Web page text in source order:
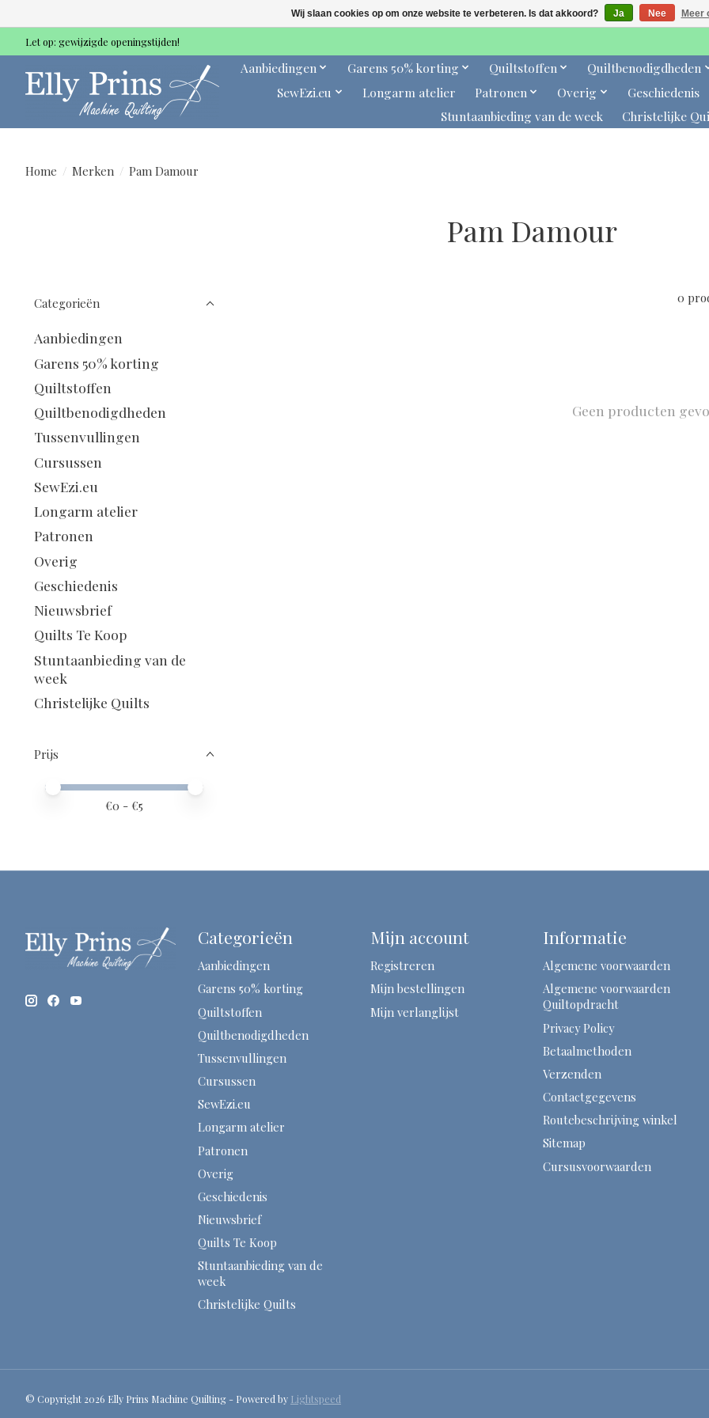
Let op: gewijzigde openingstijden!
Aanbiedingen Garens 50% korting Quiltstoffen Quiltbenodigdheden
SewEzi.eu
Longarm atelier Patronen Overig Geschiedenis
Stuntaanbieding van de week
Christelijke
Home / Merken / Pam Damour
Pam Damour
Categorieën
Aanbiedingen
Garens 50% korting
Quiltstoffen
Quiltbenodigdheden
Tussenvullingen
Cursussen
SewEzi.eu
Longarm atelier
Patronen
Overig
Geschiedenis
Nieuwsbrief
Quilts Te Koop
Stuntaanbieding van de
week
Christelijke Quilts
Prijs
Minimale prijswaarde
Price maximum value
€0 - €5
0
Geen producten
Categorieën
Aanbiedingen
Garens 50% korting
Quiltstoffen
Quiltbenodigdheden
Tussenvullingen
Cursussen
SewEzi.eu
Longarm atelier
Patronen
Overig
Geschiedenis
Nieuwsbrief
Quilts Te Koop
Stuntaanbieding van de
week
Christelijke Quilts
Mijn account
Registreren
Mijn bestellingen
Mijn verlanglijst
Informatie
Algemene voorwaarden
Algemene voorwaarden
Quiltopdracht
Privacy Policy
Betaalmethoden
Verzenden
Contactgegevens
Routebeschrijving winkel
Sitemap
Cursusvoorwaarden
© Copyright 2026 Elly Prins Machine Quilting - Powered by Lightspeed
Wij slaan cookies op om onze website te verbeteren. Is dat akkoord? Ja Nee Meer